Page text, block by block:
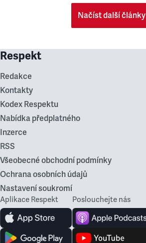
Načíst další články
Respekt
Redakce
Kontakty
Kodex Respektu
Nabídka předplatného
Inzerce
RSS
Všeobecné obchodní podmínky
Ochrana osobních údajů
Nastavení soukromí
Aplikace Respekt Poslouchejte nás